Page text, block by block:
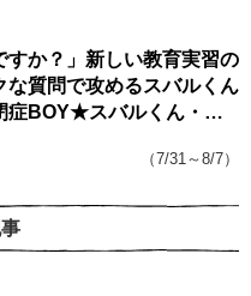
すか？」新しい教育実習の
な質問で攻めるスバルくん
症BOY★スバルくん・
（7/31～8/7）